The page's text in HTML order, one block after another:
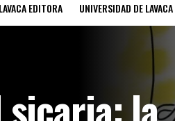
LAVACA EDITORA UNIVERSIDAD DE LAVACA
sicaria: la